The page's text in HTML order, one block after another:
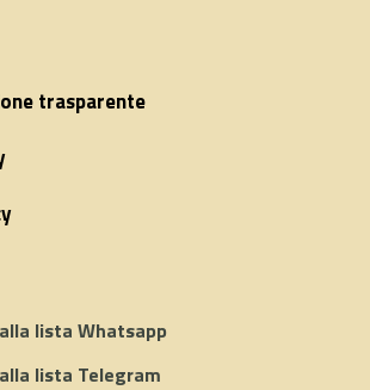
trasparente
lista Whatsapp
lista Telegram